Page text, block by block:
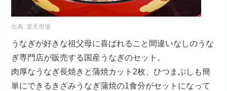
出典:楽天市場
うなぎが好きな祖父母に喜ばれること間違いなしのうな
ぎ専門店が販売する国産うなぎのセット。
肉厚なうなぎ長焼きと蒲焼カット2枚、ひつまぶしも簡
単にできるきざみうなぎ蒲焼の1食分がセットになって